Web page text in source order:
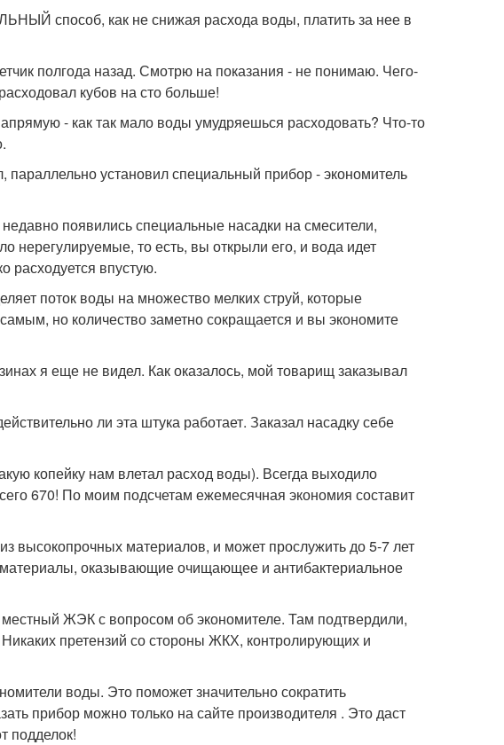
способ, как не снижая расхода воды, платить за нее в
полгода назад. Смотрю на показания - не понимаю. Чего-
кубов на сто больше!
- как так мало воды умудряешься расходовать? Что-то
параллельно установил специальный прибор - экономитель
появились специальные насадки на смесители,
то есть, вы открыли его, и вода идет
впустую.
поток воды на множество мелких струй, которые
но количество заметно сокращается и вы экономите
я еще не видел. Как оказалось, мой товарищ заказывал
ли эта штука работает. Заказал насадку себе
копейку нам влетал расход воды). Всегда выходило
670! По моим подсчетам ежемесячная экономия составит
высокопрочных материалов, и может прослужить до 5-7 лет
оказывающие очищающее и антибактериальное
ЖЭК с вопросом об экономителе. Там подтвердили,
претензий со стороны ЖКХ, контролирующих и
воды. Это поможет значительно сократить
прибор можно только на сайте производителя . Это даст
подделок!